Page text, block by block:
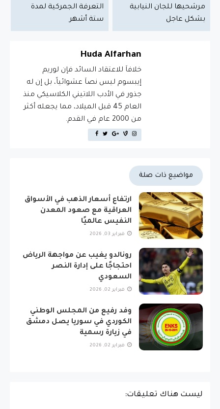
مرشحيها للجان النيابية
بشكل عاجل
التعرفة الجمركية لمدة
ستة أشهر
Huda Alfarhan
خلافاَ للاعتقاد السائد فإن لوريم
إيبسوم ليس نصاَ عشوائياً، بل إن له
جذور في الأدب اللاتيني الكلاسيكي منذ
العام 45 قبل الميلاد، مما يجعله أكثر
من 2000 عام في القدم.
مواضيع ذات صلة
ارتفاع أسعار الذهب في الأسواق
العراقية مع صعود المعدن
النفيس عالميًا
فبراير 03, 2026
رونالدو يغيب عن مواجهة الرياض
احتجاجًا على إدارة النصر
السعودي
فبراير 02, 2026
وفد رفيع من المجلس الوطني
الكوردي في سوريا يصل دمشق
في زيارة رسمية
فبراير 02, 2026
ليست هناك تعليقات: